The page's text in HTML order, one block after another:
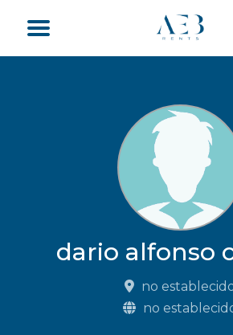
dario alfonso
no
no